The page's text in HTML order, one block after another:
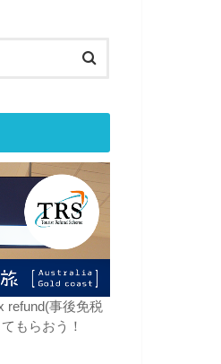
refund(事後免税
もらおう！